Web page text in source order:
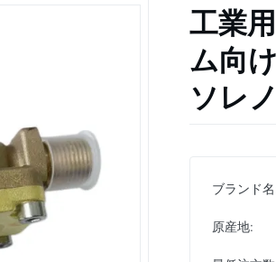
工業
ム向
ソレ
ブランド
原産地: